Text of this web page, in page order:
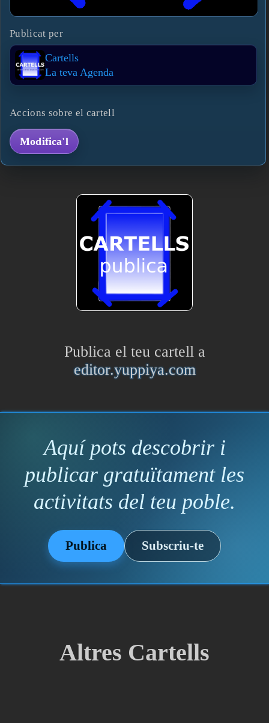
Publicat per
Cartells
La teva Agenda
Accions sobre el cartell
Modifica'l
Publica el teu cartell a
editor.yuppiya.com
Aquí pots descobrir i
publicar gratuïtament les
activitats del teu poble.
Publica Subscriu-te
Altres Cartells